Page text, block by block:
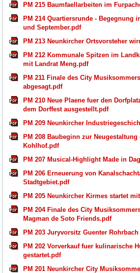
PM 215 Baumfaellarbeiten im
PM 214 Quartiersrunde - Begegnung
und September.pdf
PM 213 Neunkircher Ortsvorsteher
PM 212 Kommunale Spitzen im
mit Landrat Meng.pdf
PM 211 Finale des City
abgesagt.pdf
PM 210 Neue Plaene fuer den
dem Dorffest ausgestellt.pdf
PM 209 Neunkircher
PM 208 Baubeginn zur
Kohlhof.pdf
PM 207 Musical-Highlight Made in
PM 206 Erneuerung von
Stadtgebiet.pdf
PM 205 Neunkircher Kirmes startet
PM 204 Finale des City
Magman de Soto Friends.pdf
PM 203 Juryvorsitz Guenter
PM 202 Vorverkauf fuer kulinarische
gestartet.pdf
PM 201 Neunkircher City